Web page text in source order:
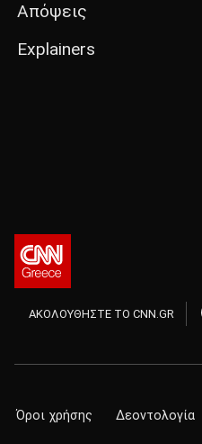
Απόψεις
Explainers
ΑΚΟΛΟΥΘΗΣΤΕ ΤΟ CNN.GR
Όροι χρήσης Δεοντολογία